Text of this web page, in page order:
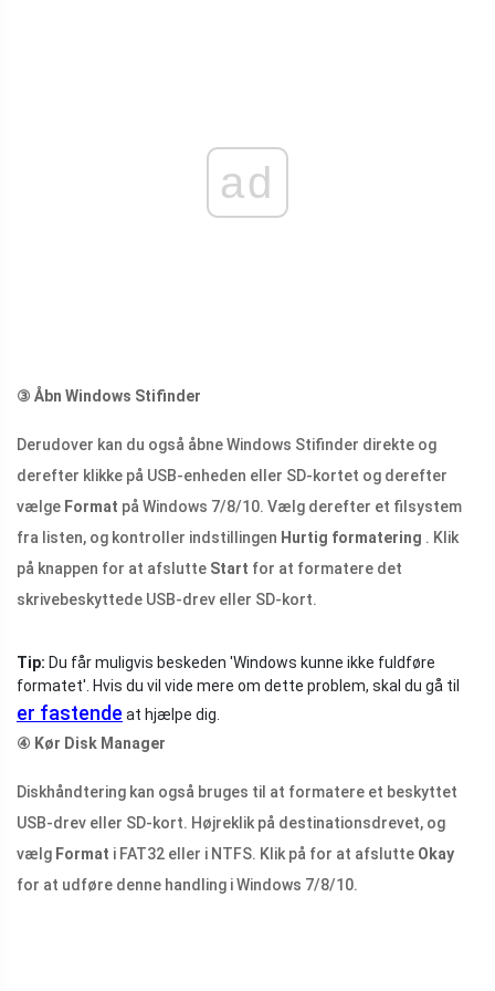
ad
③ Åbn Windows Stifinder
Derudover kan du også åbne Windows Stifinder direkte og
derefter klikke på USB-enheden eller SD-kortet og derefter
vælge Format på Windows 7/8/10. Vælg derefter et filsystem
fra listen, og kontroller indstillingen Hurtig formatering . Klik
på knappen for at afslutte Start for at formatere det
skrivebeskyttede USB-drev eller SD-kort.
Tip: Du får muligvis beskeden 'Windows kunne ikke fuldføre
formatet'. Hvis du vil vide mere om dette problem, skal du gå til
er fastendeat hjælpe dig.
④ Kør Disk Manager
Diskhåndtering kan også bruges til at formatere et beskyttet
USB-drev eller SD-kort. Højreklik på destinationsdrevet, og
vælg Format i FAT32 eller i NTFS. Klik på for at afslutte Okay
for at udføre denne handling i Windows 7/8/10.